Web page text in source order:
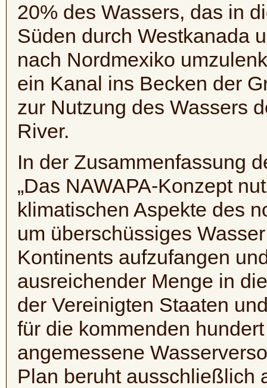
20% des Wassers, das in
Süden durch Westkanada
nach Nordmexiko
ein Kanal ins Becken der
zur Nutzung des Wassers
River.
In der Zusammenfassung
„Das NAWAPA-Konzept
klimatischen Aspekte des
um überschüssiges
Kontinents aufzufangen
ausreichender Menge in
der Vereinigten Staaten
für die kommenden
angemessene
Plan beruht ausschließlich